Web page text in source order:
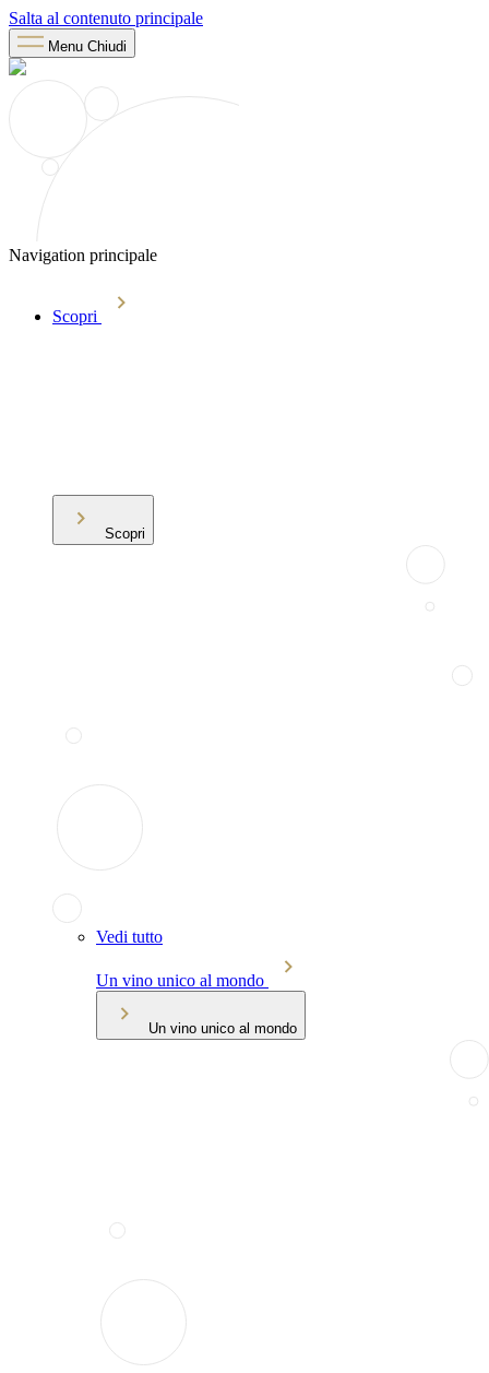
Salta al contenuto principale
Menu Chiudi
Navigation principale
Scopri
Scopri
Vedi tutto
Un vino unico al mondo
Un vino unico al mondo